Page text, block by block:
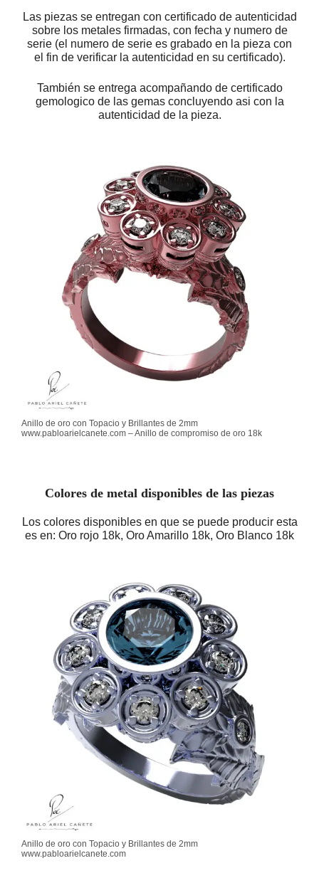
Las piezas se entregan con certificado de autenticidad
sobre los metales firmadas, con fecha y numero de
serie (el numero de serie es grabado en la pieza con
el fin de verificar la autenticidad en su certificado).
También se entrega acompañando de certificado
gemologico de las gemas concluyendo asi con la
autenticidad de la pieza.
Anillo de oro con Topacio y Brillantes de 2mm
www.pabloarielcanete.com – Anillo de compromiso de oro 18k
Colores de metal disponibles de las piezas
Los colores disponibles en que se puede producir esta
es en: Oro rojo 18k, Oro Amarillo 18k, Oro Blanco 18k
Anillo de oro con Topacio y Brillantes de 2mm
www.pabloarielcanete.com